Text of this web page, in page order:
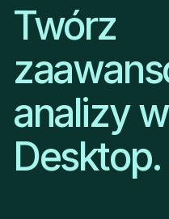
Twórz
analizy
Desktop.